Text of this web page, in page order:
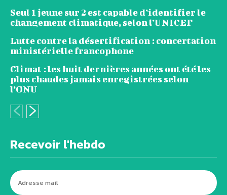
Seul 1 jeune sur 2 est capable d’identifier le
changement climatique, selon l’UNICEF
Lutte contre la désertification : concertation
ministérielle francophone
Climat : les huit dernières années ont été les
plus chaudes jamais enregistrées selon
l’ONU
Recevoir l'hebdo